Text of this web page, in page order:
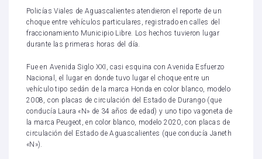
Policías Viales de Aguascalientes atendieron el reporte de un
choque entre vehículos particulares, registrado en calles del
fraccionamiento Municipio Libre. Los hechos tuvieron lugar
durante las primeras horas del día.
Fue en Avenida Siglo XXI, casi esquina con Avenida Esfuerzo
Nacional, el lugar en donde tuvo lugar el choque entre un
vehículo tipo sedán de la marca Honda en color blanco, modelo
2008, con placas de circulación del Estado de Durango (que
conducía Laura «N» de 34 años de edad) y uno tipo vagoneta de
la marca Peugeot, en color blanco, modelo 2020, con placas de
circulación del Estado de Aguascalientes (que conducía Janeth
«N»).